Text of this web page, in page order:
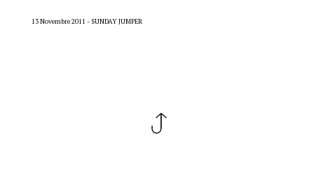
13 Novembre 2011 SUNDAY JUMPER